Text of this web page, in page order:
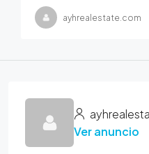
ayhrealestate.com
Ver anuncio